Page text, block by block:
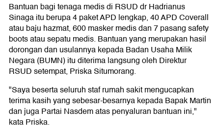
Bantuan bagi tenaga medis di RSUD dr Hadrianus
Sinaga itu berupa 4 paket APD lengkap, 40 APD Coverall
atau baju hazmat, 600 masker medis dan 7 pasang safety
boots atau sepatu medis. Bantuan yang merupakan hasil
dorongan dan usulannya kepada Badan Usaha Milik
Negara (BUMN) itu diterima langsung oleh Direktur
RSUD setempat, Priska Situmorang.
"Saya beserta seluruh staf rumah sakit mengucapkan
terima kasih yang sebesar-besarnya kepada Bapak Martin
dan juga Partai Nasdem atas penyaluran bantuan ini,"
kata Priska.